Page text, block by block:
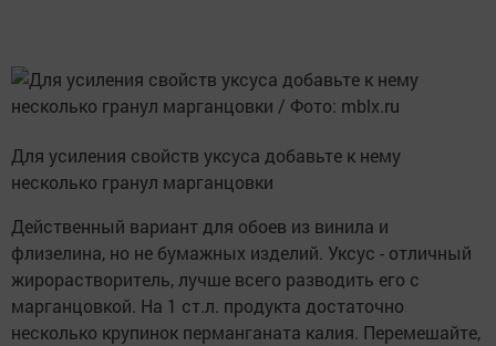
Для усиления свойств уксуса добавьте к нему
несколько гранул марганцовки
Действенный вариант для обоев из винила и
флизелина, но не бумажных изделий. Уксус - отличный
жирорастворитель, лучше всего разводить его с
марганцовкой. На 1 ст.л. продукта достаточно
несколько крупинок перманганата калия. Перемешайте,